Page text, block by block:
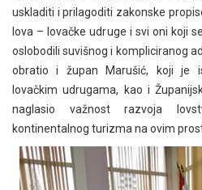
uskladiti i prilagoditi zakonske
lova – lovačke udruge i svi oni koji
oslobodili suvišnog i kompliciranog
obratio i župan Marušić, koji je
lovačkim udrugama, kao i
naglasio važnost razvoja
kontinentalnog turizma na ovim